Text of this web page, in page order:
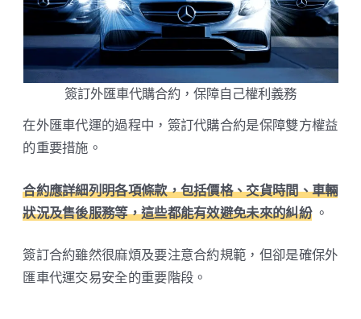
簽訂外匯車代購合約，保障自己權利義務
在外匯車代運的過程中，簽訂代購合約是保障雙方權益
的重要措施。
合約應詳細列明各項條款，包括價格、交貨時間、車輛
狀況及售後服務等，這些都能有效避免未來的糾紛。
簽訂合約雖然很麻煩及要注意合約規範，但卻是確保外
匯車代運交易安全的重要階段。